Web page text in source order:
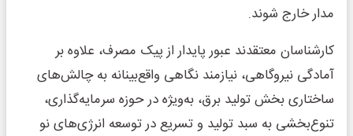
مدار خارج شوند.
کارشناسان معتقدند عبور پایدار از پیک مصرف، علاوه بر
آمادگی نیروگاهی، نیازمند نگاهی واقع‌بینانه به چالش‌های
ساختاری بخش تولید برق، به‌ویژه در حوزه سرمایه‌گذاری،
تنوع‌بخشی به سبد تولید و تسریع در توسعه انرژی‌های نو